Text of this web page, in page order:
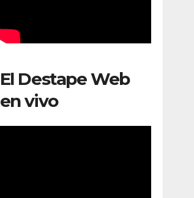
El Destape Web
en vivo